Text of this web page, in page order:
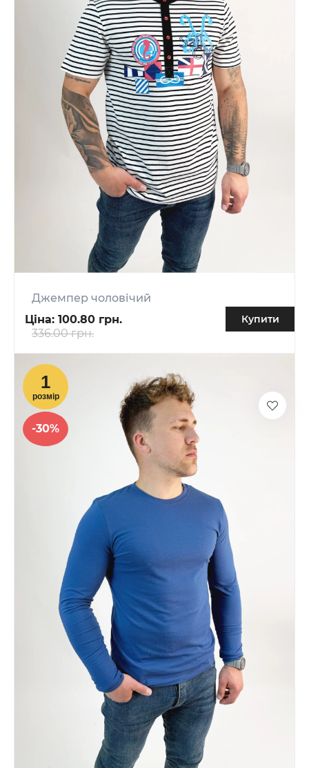
Джемпер чоловічий
Ціна: 100.80 грн.
336.00 грн.
Купити
-30%